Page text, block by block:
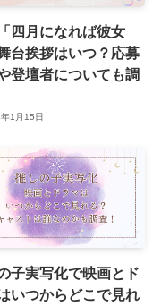
四月になれば彼女
台挨拶はいつ？応募
登壇者についても調
1月15日
子実写化で映画とド
いつからどこで見れ